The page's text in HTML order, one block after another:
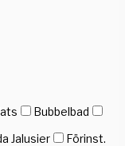
Bubbelbad
Jalusier
Förinst.